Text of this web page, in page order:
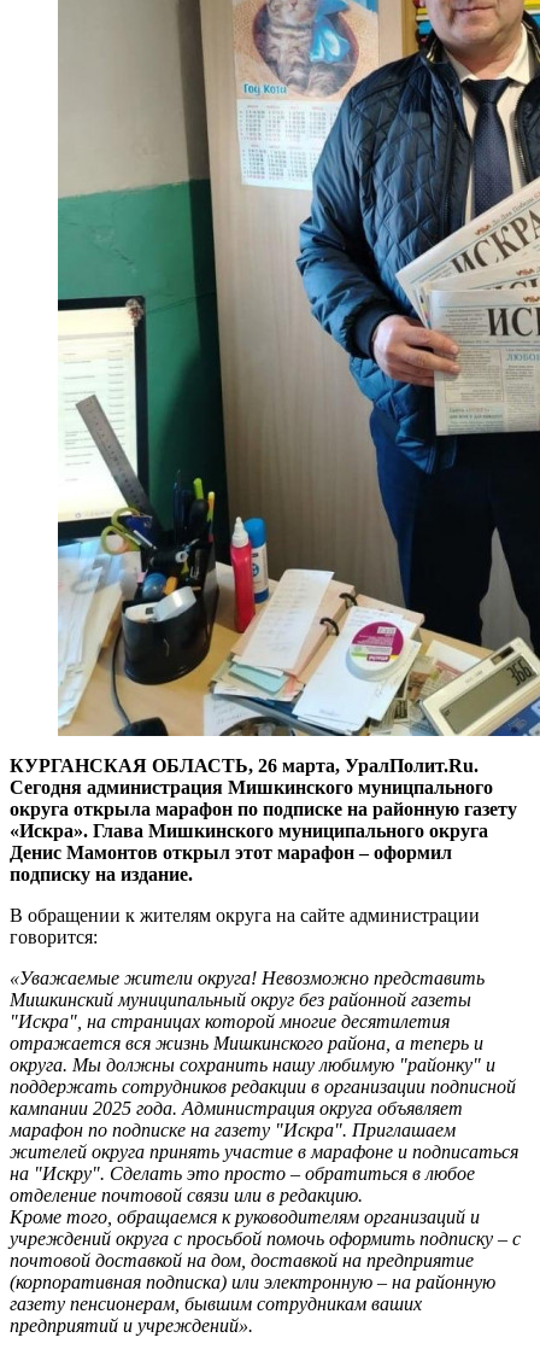
КУРГАНСКАЯ ОБЛАСТЬ, 26 марта, УралПолит.Ru.
Сегодня администрация Мишкинского муницпального
округа открыла марафон по подписке на районную газету
«Искра». Глава Мишкинского муниципального округа
Денис Мамонтов открыл этот марафон – оформил
подписку на издание.
В обращении к жителям округа на сайте администрации
говорится:
«Уважаемые жители округа! Невозможно представить
Мишкинский муниципальный округ без районной газеты
"Искра", на страницах которой многие десятилетия
отражается вся жизнь Мишкинского района, а теперь и
округа. Мы должны сохранить нашу любимую "районку" и
поддержать сотрудников редакции в организации подписной
кампании 2025 года. Администрация округа объявляет
марафон по подписке на газету "Искра". Приглашаем
жителей округа принять участие в марафоне и подписаться
на "Искру". Сделать это просто – обратиться в любое
отделение почтовой связи или в редакцию.
Кроме того, обращаемся к руководителям организаций и
учреждений округа с просьбой помочь оформить подписку – с
почтовой доставкой на дом, доставкой на предприятие
(корпоративная подписка) или электронную – на районную
газету пенсионерам, бывшим сотрудникам ваших
предприятий и учреждений».